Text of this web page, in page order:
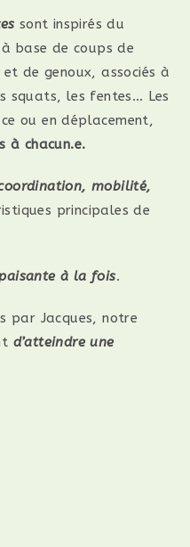
sont inspirés du
base de coups de
de genoux, associés à
squats, les fentes… Les
ou en déplacement,
à chacun.e.
mobilité,
principales de
à la fois.
par Jacques, notre
d’atteindre une